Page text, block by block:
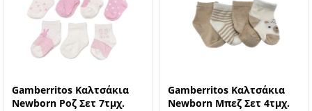
Gamberritos Καλτσάκια
Newborn Ροζ Σετ 7τμχ.
Gamberritos Καλτσάκια
Newborn Μπεζ Σετ 4τμχ.